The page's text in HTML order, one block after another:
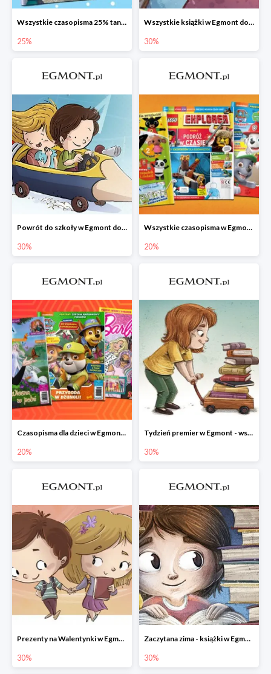
Wszystkie czasopisma 25% taniej
25%
Wszystkie książki w Egmont do -30%
30%
Powrót do szkoły w Egmont do -30%
30%
Wszystkie czasopisma w Egmont -20%
20%
Czasopisma dla dzieci w Egmont do -20%
20%
Tydzień premier w Egmont - wszystko -30%
30%
Prezenty na Walentynki w Egmont do -30%
30%
Zaczytana zima - książki w Egmont -30%
30%